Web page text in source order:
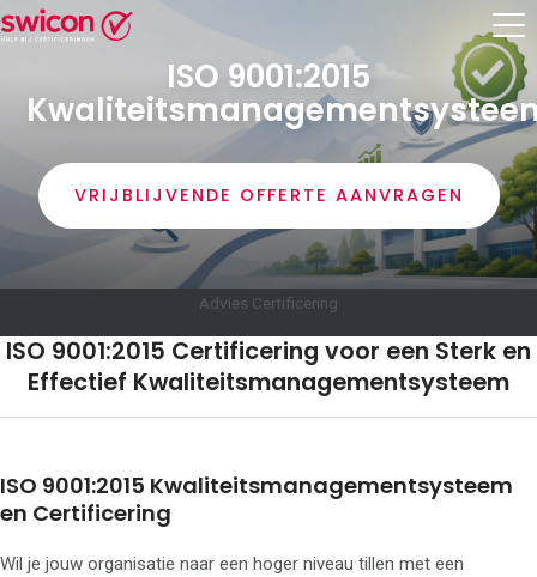
ISO 9001:2015
VRIJBLIJVENDE OFFERTE AANVRAGEN
Advies Certificering
ISO 9001:2015 Certificering voor een Sterk en
Effectief Kwaliteitsmanagementsysteem
ISO 9001:2015 Kwaliteitsmanagementsysteem
en Certificering
Wil je jouw organisatie naar een hoger niveau tillen met een